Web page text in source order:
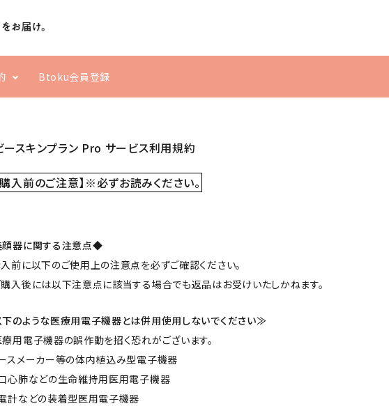
ディ
スクラブ
ヘアケア
シャンプー・トリートメ
グ
スカルプケア
家電
Btoku会員登録
ースキンプラン Pro サービス利用規約
購入前のご注意】※必ずお読みください。
器に関する注意点◆
前に以下のご使用上の注意点を必ずご確認ください。
入後には以下注意点に該当する場合でも返品はお受けいたしかねます。
のような医療用電子機器とは併用使用しないでください≫
用電子機器の誤作動を招く恐れがございます。
スメーカー等の体内植込み型電子機器
心肺などの生命維持用医用電子機器
計などの装着型医用電子機器